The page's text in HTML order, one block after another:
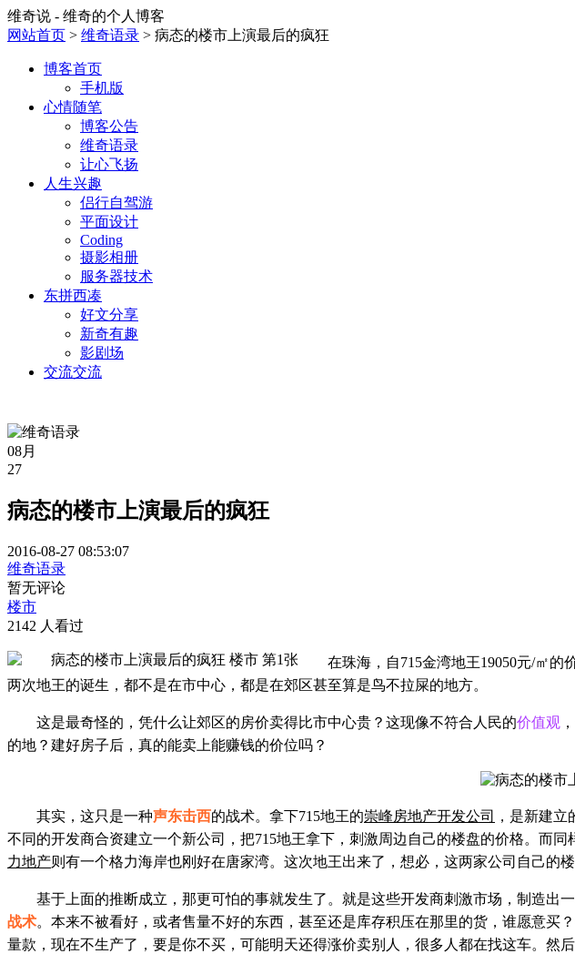
维奇说 - 维奇的个人博客
网站首页 > 维奇语录 > 病态的楼市上演最后的疯狂
博客首页
手机版
心情随笔
博客公告
维奇语录
让心飞扬
人生兴趣
侣行自驾游
平面设计
Coding
摄影相册
服务器技术
东拼西凑
好文分享
新奇有趣
影剧场
交流交流
08月
27
病态的楼市上演最后的疯狂
2016-08-27 08:53:07
维奇语录
暂无评论
楼市
2142 人看过
在珠海，自715金湾地王19050元/㎡的
两次地王的诞生，都不是在市中心，都是在郊区甚至算是鸟不拉屎的地方。
这是最奇怪的，凭什么让郊区的房价卖得比市中心贵？这现像不符合人民的价值观
的地？建好房子后，真的能卖上能赚钱的价位吗？
其实，这只是一种声东击西的战术。 拿下71 5地王的崇峰房地产开发公司 ，是新建
不同的开发商合资建立一个新公司，把715地王拿下，刺激周边自己的楼盘的价格。而
力地产则有一个格力海岸也刚好在唐家湾。这次地王出来了，想必，这两家公司自己的
基于上面的推断成立，那更可怕的事就发生了。 就是这些开发商刺激市场，制造出
战术。本来不被看好，或者售量不好的东西，甚至还是库存积压在那里的货，谁愿意买
量款，现在不生产了，要是你不买，可能明天还得涨价卖别人，很多人都在找这车。然